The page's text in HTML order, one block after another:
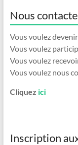
Nous
Vous voulez
Vous voulez
Vous voulez
Vous voulez nous
Cliquez ici
Inscription